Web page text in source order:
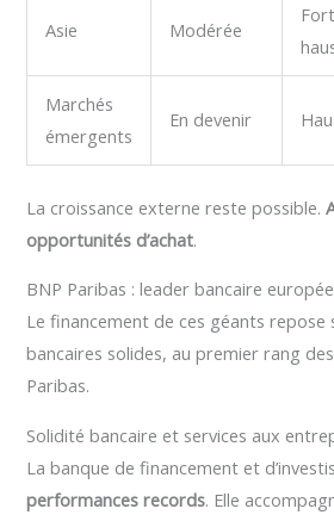
Asie Modérée
Marchés
émergents
En devenir
La croissance externe reste possible.
opportunités d’achat.
BNP Paribas : leader bancaire
Le financement de ces géants
bancaires solides, au premier rang
Paribas.
Solidité bancaire et services aux
La banque de financement et
performances records. Elle